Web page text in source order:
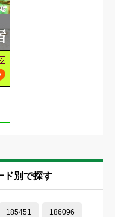
ド別で探す
185451 186096